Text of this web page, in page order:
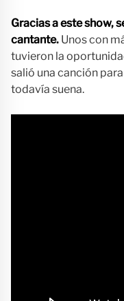
Gracias a este show,
cantante. Unos con
tuvieron la
salió una canción
todavía suena.